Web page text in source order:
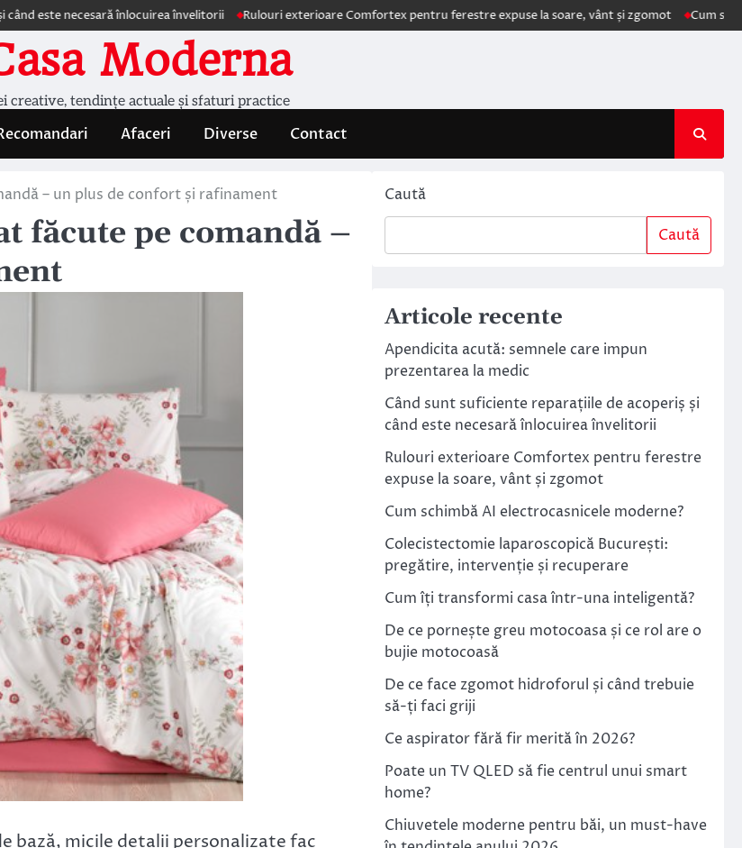
înlocuirea învelitorii Rulouri exterioare Comfortex pentru ferestre expuse la soare, vânt și zgomot Cum schimbă AI
Moderna
creative, tendințe actuale și sfaturi practice
Afaceri Diverse Contact
– un plus de confort și rafinament
făcute pe comandă –
bază, micile detalii personalizate fac
Caută
Caută
Articole recente
Apendicita acută: semnele care impun
prezentarea la medic
Când sunt suficiente reparațiile de acoperiș și
când este necesară înlocuirea învelitorii
Rulouri exterioare Comfortex pentru ferestre
expuse la soare, vânt și zgomot
Cum schimbă AI electrocasnicele moderne?
Colecistectomie laparoscopică București:
pregătire, intervenție și recuperare
Cum îți transformi casa într-una inteligentă?
De ce pornește greu motocoasa și ce rol are o
bujie motocoasă
De ce face zgomot hidroforul și când trebuie
să-ți faci griji
Ce aspirator fără fir merită în 2026?
Poate un TV QLED să fie centrul unui smart
home?
Chiuvetele moderne pentru băi, un must-have